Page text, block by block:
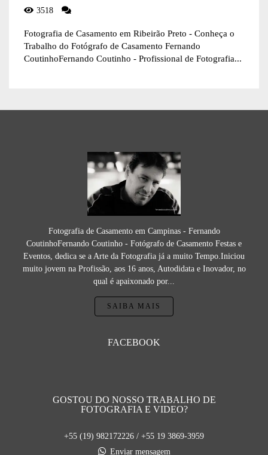
3518
Fotografia de Casamento em Ribeirão Preto - Conheça o
Trabalho do Fotógrafo de Casamento Fernando
CoutinhoFernando Coutinho - Profissional de Fotografia...
Fotografia de Casamento em Campinas - Fernando
CoutinhoFernando Coutinho - Fotógrafo de Casamento Festas e
Eventos, dedica se a Arte da Fotografia já a muito Tempo.Iniciou
muito jovem na Profissão, aos 16 anos, Autodidata e Inovador, no
qual é apaixonado por...
SAIBA MAIS
FACEBOOK
GOSTOU DO NOSSO TRABALHO DE
FOTOGRAFIA E VIDEO?
+55 (19) 982172226 / +55 19 3869-3959
Enviar mensagem